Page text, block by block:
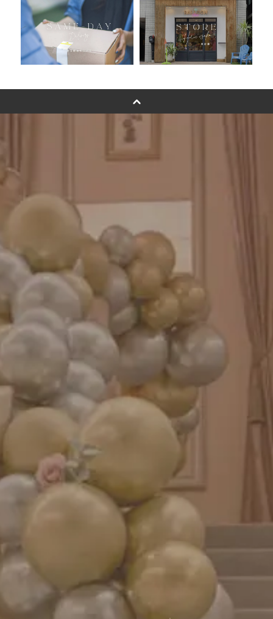
卓上バルーンオーダーメイド
ムーンリットバルーンについて
その他オーダーメイド
バルーンフラワーブーケについて
プリントフォント詳細＆使用例
お知らせ